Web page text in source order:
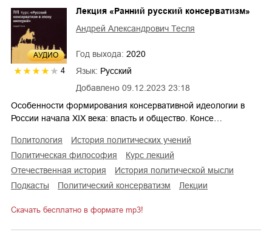
AУДИО
4
Добавлено 09.12.2023 23:18
Лекция «Ранний русский консерватизм»
Андрей Александрович Тесля
Год выхода: 2020
Язык: Русский
Особенности формирования консервативной идеологии в
России начала XIX века: власть и общество. Консе…
политология
история политических учений
политическая философия
курс лекций
отечественная история
история политической мысли
подкасты
политический консерватизм лекции
Скачать бесплатно в формате mp3!